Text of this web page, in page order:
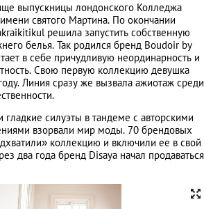
выпускницы лондонского Колледжа
святого Мартина. По окончании
решила запустить собственную
белья. Так родился бренд Boudoir by
в себе причудливую неординарность и
Свою первую коллекцию девушка
Линия сразу же вызвала ажиотаж среди
силуэты в тандеме с авторскими
взорвали мир моды. 70 брендовых
коллекцию и включили ее в свой
два года бренд Disaya начал продаваться